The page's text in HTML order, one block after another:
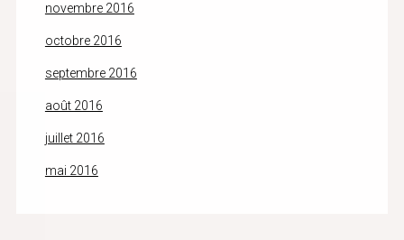
novembre 2016
octobre 2016
septembre 2016
août 2016
juillet 2016
mai 2016